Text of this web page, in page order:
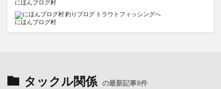
にほんブログ村
にほんブログ村
タックル関係 の最新記事8件